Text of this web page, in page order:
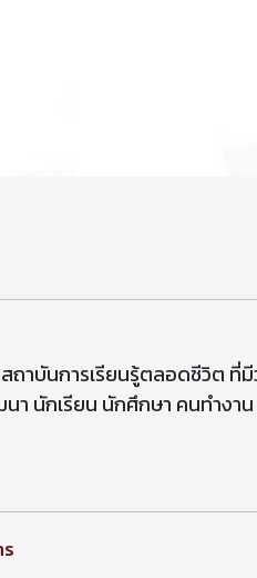
ถาบันการเรียนรู้ตลอดชีวิต ที่
า นักเรียน นักศึกษา คนทำงา